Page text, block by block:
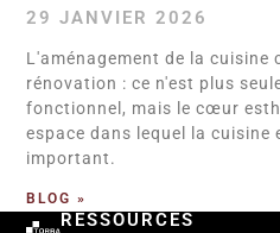
29 JANVIER 2026
L'aménagement de la cuisine
rénovation : ce n'est plus
fonctionnel, mais le cœur
espace dans lequel la cuisine
important.
BLOG »
RESSOURCES